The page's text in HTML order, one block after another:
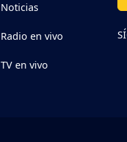
Noticias
Radio en vivo
TV en vivo